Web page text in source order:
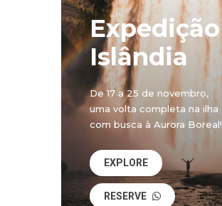
Expedição
Islândia
De 17 a 25 de novembro,
uma volta completa na ilha
com busca à Aurora Boreal!
EXPLORE
RESERVE